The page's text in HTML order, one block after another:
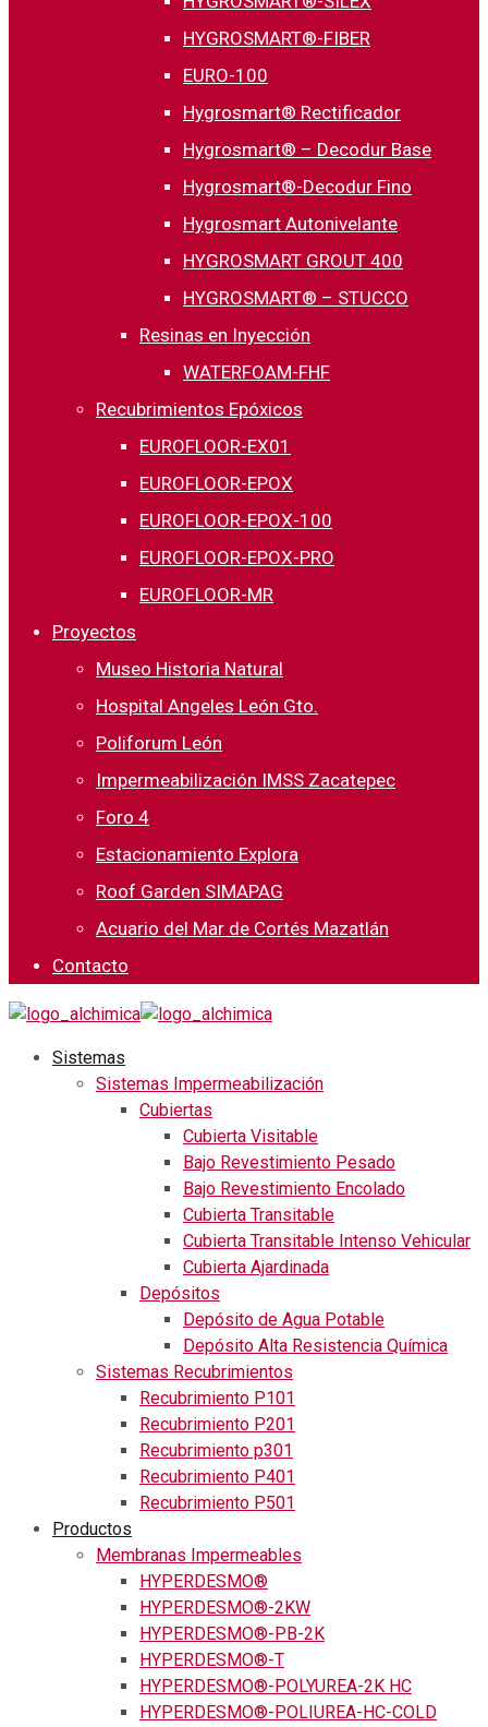
HYGROSMART®-FIBER
EURO-100
Hygrosmart® Rectificador
Hygrosmart® – Decodur Base
Hygrosmart®-Decodur Fino
Hygrosmart Autonivelante
HYGROSMART GROUT 400
HYGROSMART® – STUCCO
Resinas en Inyección
WATERFOAM-FHF
Recubrimientos Epóxicos
EUROFLOOR-EX01
EUROFLOOR-EPOX
EUROFLOOR-EPOX-100
EUROFLOOR-EPOX-PRO
EUROFLOOR-MR
Proyectos
Museo Historia Natural
Hospital Angeles León Gto.
Poliforum León
Impermeabilización IMSS Zacatepec
Foro 4
Estacionamiento Explora
Roof Garden SIMAPAG
Acuario del Mar de Cortés Mazatlán
Contacto
Sistemas
Sistemas Impermeabilización
Cubiertas
Cubierta Visitable
Bajo Revestimiento Pesado
Bajo Revestimiento Encolado
Cubierta Transitable
Cubierta Transitable Intenso Vehicular
Cubierta Ajardinada
Depósitos
Depósito de Agua Potable
Depósito Alta Resistencia Química
Sistemas Recubrimientos
Recubrimiento P101
Recubrimiento P201
Recubrimiento p301
Recubrimiento P401
Recubrimiento P501
Productos
Membranas Impermeables
HYPERDESMO®
HYPERDESMO®-2KW
HYPERDESMO®-PB-2K
HYPERDESMO®-T
HYPERDESMO®-POLYUREA-2K HC
HYPERDESMO®-POLIUREA-HC-COLD